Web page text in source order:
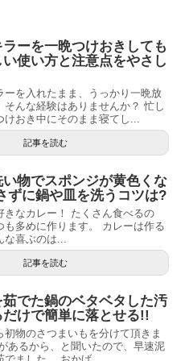
ーを一晩つけおきしても
使い方と注意点をやさし
ーを入れたまま、うっかり一晩放
んな経験はありませんか？ 忙し
おき中にそのまま寝てし...
記事を読む
物でスポンジが黄色くな
ずに鍋や皿を洗うコツは?
きなカレー！ たくさん食べるの
も多めに作ります。 カレーは作る
喜ぶのは...
記事を読む
でた鍋のベタベタした汚
けで簡単に落とせる!!
初物のさつまいもを分けて頂きま
あるから、と聞いたので、早速泥